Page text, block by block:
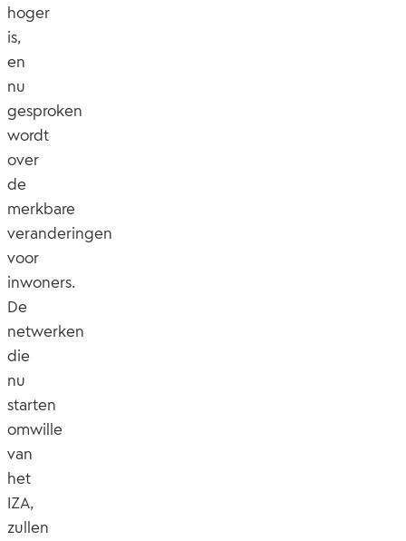
hoger
is,
en
nu
gesproken
wordt
over
de
merkbare
veranderingen
voor
inwoners.
De
netwerken
die
nu
starten
omwille
van
het
IZA,
zullen